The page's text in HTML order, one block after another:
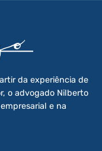
da experiência de
o advogado Nilberto
e na